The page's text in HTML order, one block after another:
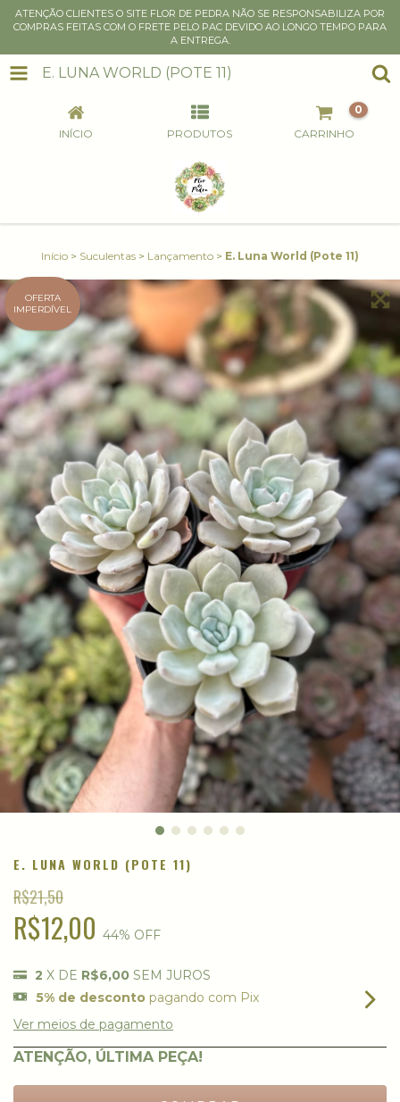
ATENÇÃO CLIENTES O SITE FLOR DE PEDRA NÃO SE RESPONSABILIZA POR
COMPRAS FEITAS COM O FRETE PELO PAC DEVIDO AO LONGO TEMPO PARA
A ENTREGA.
E. LUNA WORLD (POTE 11)
INÍCIO PRODUTOS CARRINHO
0
Início > Suculentas > Lançamento > E. Luna World (Pote 11)
OFERTA
IMPERDÍVEL
E. LUNA WORLD (POTE 11)
R$21,50
R$12,00 44% OFF
2 X DE R$6,00 SEM JUROS
5% de desconto pagando com Pix
Ver meios de pagamento
ATENÇÃO, ÚLTIMA PEÇA!